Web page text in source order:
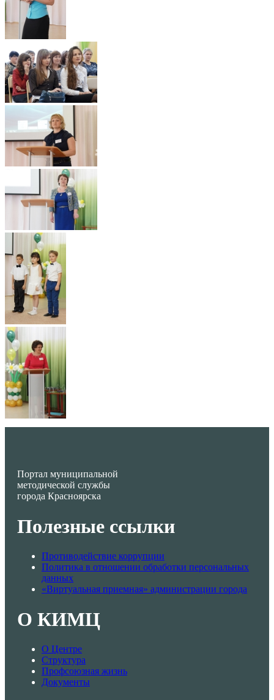
Портал муниципальной
методической службы
города Красноярска
Полезные ссылки
Противодействие коррупции
Политика в отношении обработки персональных
данных
«Виртуальная приемная» администрации города
О КИМЦ
О Центре
Структура
Профсоюзная жизнь
Документы